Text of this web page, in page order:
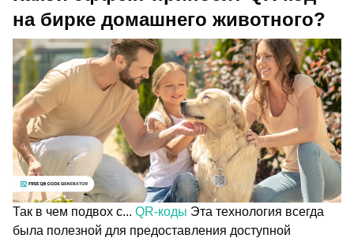
на бирке домашнего животного?
Так в чем подвох с... QR-коды Эта технология всегда
была полезной для предоставления доступной